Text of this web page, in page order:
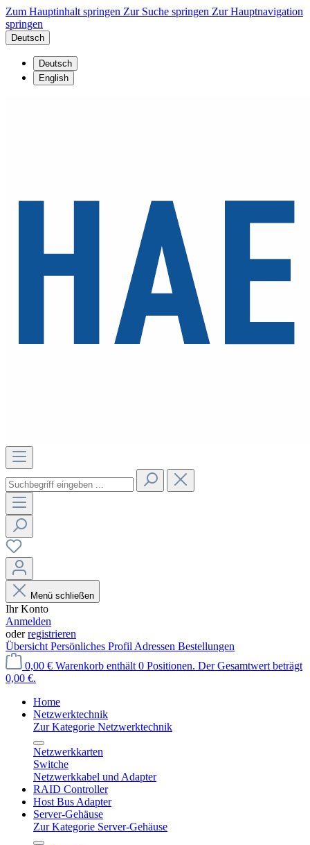
Zum Hauptinhalt springen Zur Suche springen Zur Hauptnavigation
springen
Deutsch
Deutsch
English
Menü schließen
Ihr Konto
Anmelden
oderregistrieren
Übersicht Persönliches Profil Adressen Bestellungen
0,00 € Warenkorb enthält 0 Positionen. Der Gesamtwert beträgt
0,00 €.
Home
Netzwerktechnik
Zur Kategorie Netzwerktechnik
Netzwerkkarten
Switche
Netzwerkkabel und Adapter
RAID Controller
Host Bus Adapter
Server-Gehäuse
Zur Kategorie Server-Gehäuse